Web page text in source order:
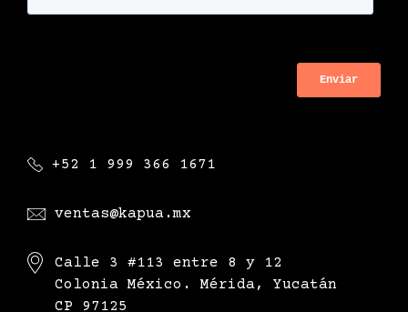
+52 1 999 366 1671
ventas@kapua.mx
Calle 3 #113 entre 8 y 12
Colonia México. Mérida, Yucatán
CP 97125